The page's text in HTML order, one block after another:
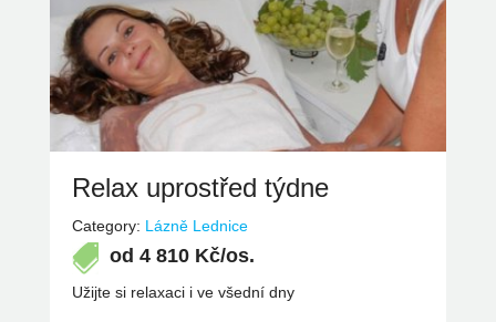
Relax uprostřed týdne
Category: Lázně Lednice
od 4 810 Kč/os.
Užijte si relaxaci i ve všední dny